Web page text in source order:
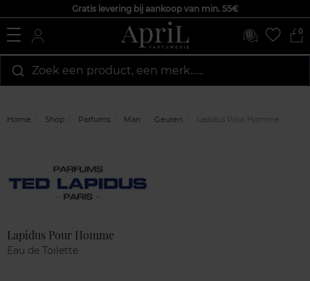
Gratis levering bij aankoop van min. 55€
0
Zoek een product, een merk…...
Home Shop Parfums Man Geuren Lapidus Pour Homme
Lapidus Pour Homme
Eau de Toilette